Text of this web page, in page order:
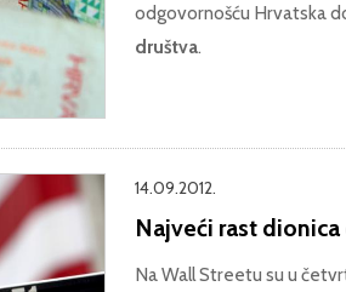
odgovornošću Hrvatska
društva.
14.09.2012.
Najveći rast
Na Wall Streetu su u